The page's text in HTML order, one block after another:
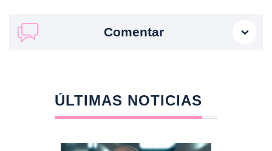
Comentar
ÚLTIMAS NOTICIAS